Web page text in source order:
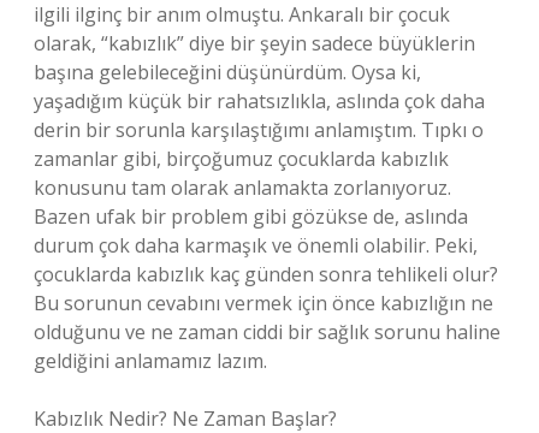
ilgili ilginç bir anım olmuştu. Ankaralı bir çocuk
olarak, “kabızlık” diye bir şeyin sadece büyüklerin
başına gelebileceğini düşünürdüm. Oysa ki,
yaşadığım küçük bir rahatsızlıkla, aslında çok daha
derin bir sorunla karşılaştığımı anlamıştım. Tıpkı o
zamanlar gibi, birçoğumuz çocuklarda kabızlık
konusunu tam olarak anlamakta zorlanıyoruz.
Bazen ufak bir problem gibi gözükse de, aslında
durum çok daha karmaşık ve önemli olabilir. Peki,
çocuklarda kabızlık kaç günden sonra tehlikeli olur?
Bu sorunun cevabını vermek için önce kabızlığın ne
olduğunu ve ne zaman ciddi bir sağlık sorunu haline
geldiğini anlamamız lazım.
Kabızlık Nedir? Ne Zaman Başlar?